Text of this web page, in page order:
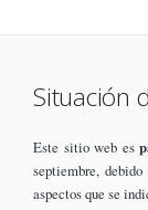
Situación
Este sitio web es
septiembre,
aspectos que se